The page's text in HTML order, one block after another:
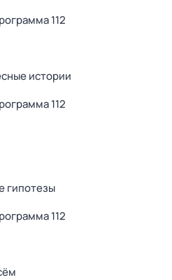
112
истории
112
гипотезы
112